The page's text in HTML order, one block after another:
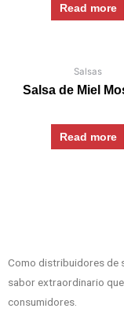
Read more
Salsas
Salsa de Miel
Read more
Como distribuidores de
sabor extraordinario
consumidores.